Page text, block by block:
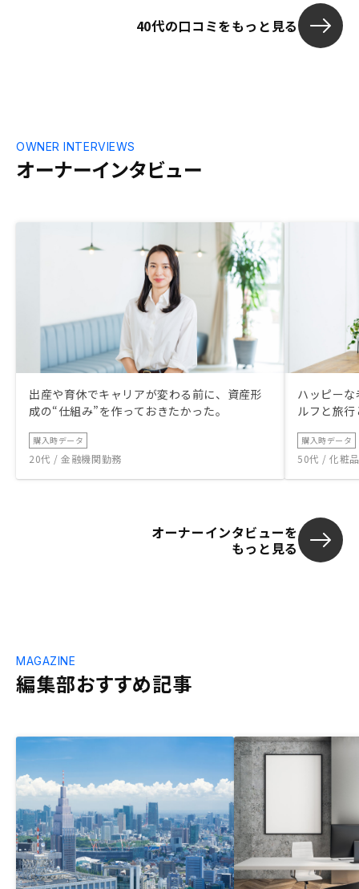
リスク説明も
は新しい会社
トしてくれる
40代の口コミをもっと見る
オーナーインタビュー
OWNER INTERVIEWS
出産や育休でキャリアが変わる前に、資産形
成の“仕組み”を作っておきたかった。
購入時データ
20代 / 金融機関勤務
ハッピー
ルフと旅
購入時データ
50代 / 化粧
オーナーインタビューを
もっと見る
編集部おすすめ記事
MAGAZINE